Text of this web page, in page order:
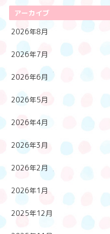
アーカイブ
2026年8月
2026年7月
2026年6月
2026年5月
2026年4月
2026年3月
2026年2月
2026年1月
2025年12月